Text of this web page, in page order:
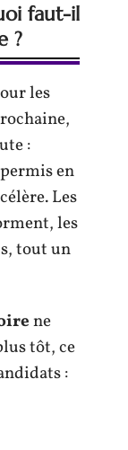
faut-il
?
les
:
permis en
Les
les
tout un
ne
tôt, ce
: